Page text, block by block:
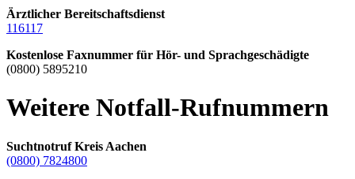
Ärztlicher Bereitschaftsdienst
116117
Kostenlose Faxnummer für Hör- und Sprachgeschädigte
(0800) 5895210
Weitere Notfall-Rufnummern
Suchtnotruf Kreis Aachen
(0800) 7824800